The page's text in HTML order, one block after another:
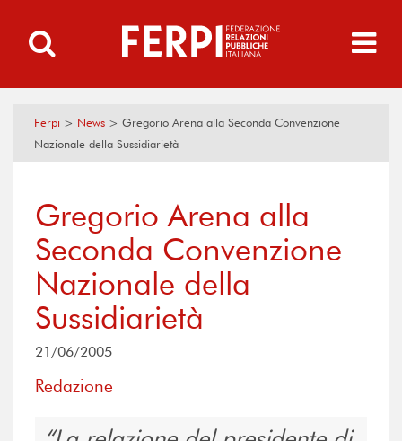
Ferpi > News > Gregorio Arena alla Seconda Convenzione
Nazionale della Sussidiarietà
Gregorio Arena alla
Seconda Convenzione
Nazionale della
Sussidiarietà
21/06/2005
Redazione